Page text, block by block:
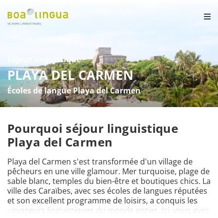
Séjour linguistique
PLAYA DEL CARMEN
Écoles de langue Playa del Carmen
Pourquoi séjour linguistique
Playa del Carmen
Playa del Carmen s'est transformée d'un village de
pêcheurs en une ville glamour. Mer turquoise, plage de
sable blanc, temples du bien-être et boutiques chics. La
ville des Caraïbes, avec ses écoles de langues réputées
et son excellent programme de loisirs, a conquis les
voyageurs linguistiques du monde entier. Ici, vous avez